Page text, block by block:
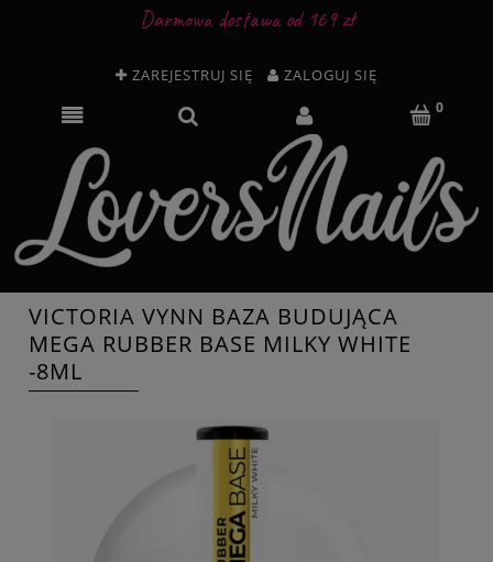
Darmowa dostawa od 169 zł
ZAREJESTRUJ SIĘ ZALOGUJ SIĘ
VICTORIA VYNN BAZA BUDUJĄCA
MEGA RUBBER BASE MILKY WHITE
-8ML